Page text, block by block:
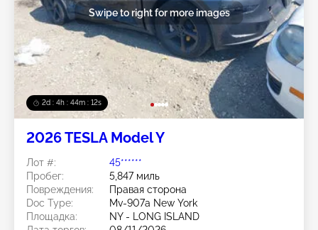
2d : 4h : 44m : 09s
Swipe to right for more images
2026 TESLA Model Y
Лот #:
45******
Пробег:
5,847 миль
Повреждения:
Правая сторона
Doc Type:
Mv-907a New York
Площадка:
NY - LONG ISLAND